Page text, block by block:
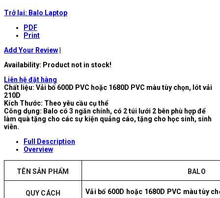
Trở lại: Balo Laptop
PDF
Print
Add Your Review|
Availability: Product not in stock!
Liên hệ đặt hàng
Chất liệu: Vải bố 600D PVC hoặc 1680D PVC màu tùy chọn, lót vải
210D
Kích Thước: Theo yêu cầu cụ thể
Công dụng: Balo có 3 ngăn chính, có 2 túi lưới 2 bên phù hợp để
làm quà tặng cho các sự kiện quảng cáo, tặng cho học sinh, sinh
viên.
Full Description
Overview
TÊN SẢN PHẨM BALO
QUY CÁCH Vải bố 600D hoặc 1680D PVC màu tùy